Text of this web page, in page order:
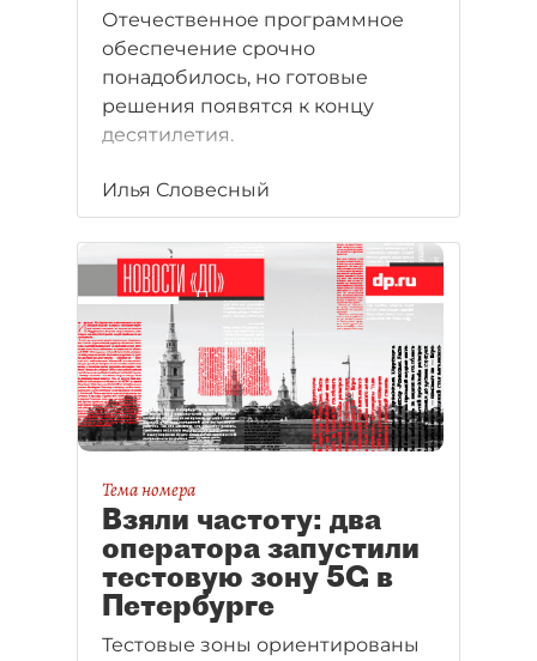
Отечественное программное
обеспечение срочно
понадобилось, но готовые
решения появятся к концу
десятилетия.
Илья Словесный
Тема номера
Взяли частоту: два
оператора запустили
тестовую зону 5G в
Петербурге
Тестовые зоны ориентированы